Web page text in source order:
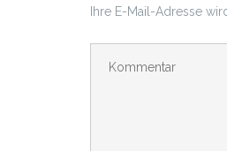
Ihre E-Mail-Adresse